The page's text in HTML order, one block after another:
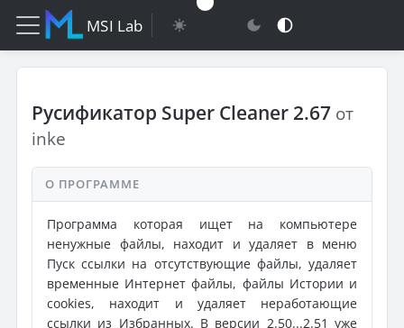
MSI Lab
Русификатор Super Cleaner 2.67 от
inke
О ПРОГРАММЕ
Программа которая ищет на компьютере
ненужные файлы, находит и удаляет в меню
Пуск ссылки на отсутствующие файлы, удаляет
временные Интернет файлы, файлы Истории и
cookies, находит и удаляет неработающие
ссылки из Избранных. В версии 2.50...2.51 уже